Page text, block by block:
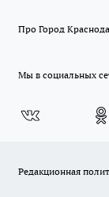
Про Город
Мы в социальных
Редакционная